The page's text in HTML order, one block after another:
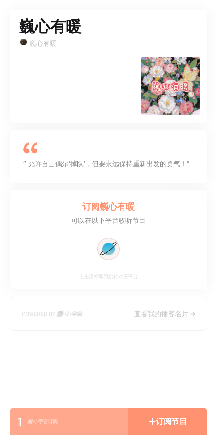
巍心有暖
巍心有暖
“ 允许自己偶尔‘掉队’，但要永远保持重新出发的勇气！”
订阅巍心有暖
可以在以下平台收听节目
点击图标即可跳转对应平台
查看我的播客名片
1 小宇宙订阅 订阅节目